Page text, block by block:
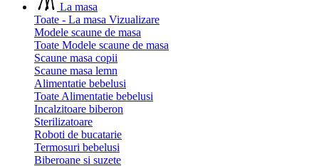
La masa
Toate - La masa Vizualizare
Modele scaune de masa
Toate Modele scaune de masa
Scaune masa copii
Scaune masa lemn
Alimentatie bebelusi
Toate Alimentatie bebelusi
Incalzitoare biberon
Sterilizatoare
Roboti de bucatarie
Termosuri bebelusi
Biberoane si suzete